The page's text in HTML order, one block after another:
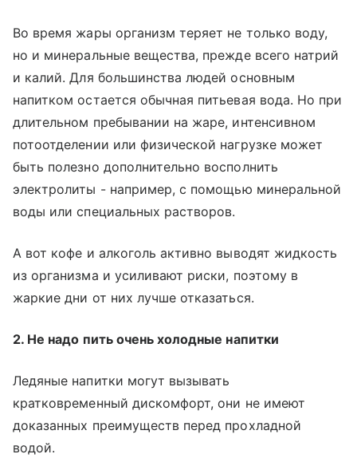
Во время жары организм теряет не только воду,
но и минеральные вещества, прежде всего натрий
и калий. Для большинства людей основным
напитком остается обычная питьевая вода. Но при
длительном пребывании на жаре, интенсивном
потоотделении или физической нагрузке может
быть полезно дополнительно восполнить
электролиты - например, с помощью минеральной
воды или специальных растворов.
А вот кофе и алкоголь активно выводят жидкость
из организма и усиливают риски, поэтому в
жаркие дни от них лучше отказаться.
2. Не надо пить очень холодные напитки
Ледяные напитки могут вызывать
кратковременный дискомфорт, они не имеют
доказанных преимуществ перед прохладной
водой.